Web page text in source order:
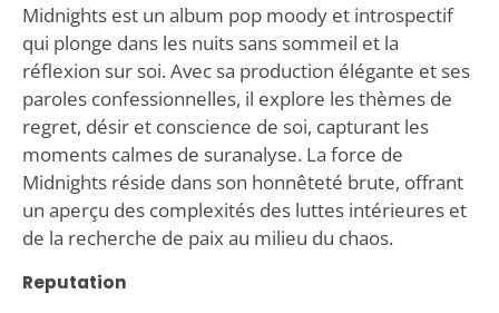
Midnights est un album pop moody et introspectif
qui plonge dans les nuits sans sommeil et la
réflexion sur soi. Avec sa production élégante et ses
paroles confessionnelles, il explore les thèmes de
regret, désir et conscience de soi, capturant les
moments calmes de suranalyse. La force de
Midnights réside dans son honnêteté brute, offrant
un aperçu des complexités des luttes intérieures et
de la recherche de paix au milieu du chaos.
Reputation